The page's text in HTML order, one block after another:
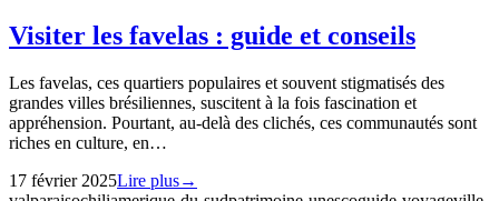
Visiter les favelas : guide et conseils
Les favelas, ces quartiers populaires et souvent stigmatisés des
grandes villes brésiliennes, suscitent à la fois fascination et
appréhension. Pourtant, au-delà des clichés, ces communautés sont
riches en culture, en…
17 février 2025Lire plus→